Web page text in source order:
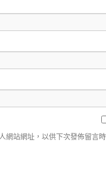
網站網址，以供下次發佈留言